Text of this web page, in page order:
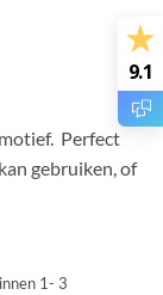
Perfect
gebruiken, of
1- 3
9.1